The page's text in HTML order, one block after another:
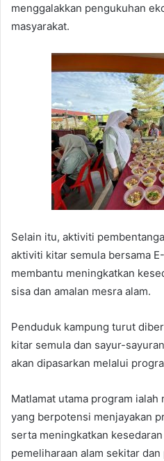
menggalakkan pengukuhan
masyarakat.
Selain itu, aktiviti
aktiviti kitar semula bersama
membantu meningkatkan
sisa dan amalan mesra alam.
Penduduk kampung turut
kitar semula dan sayur-
akan dipasarkan melalui
Matlamat utama program
yang berpotensi menjayakan
serta meningkatkan
pemeliharaan alam sekitar